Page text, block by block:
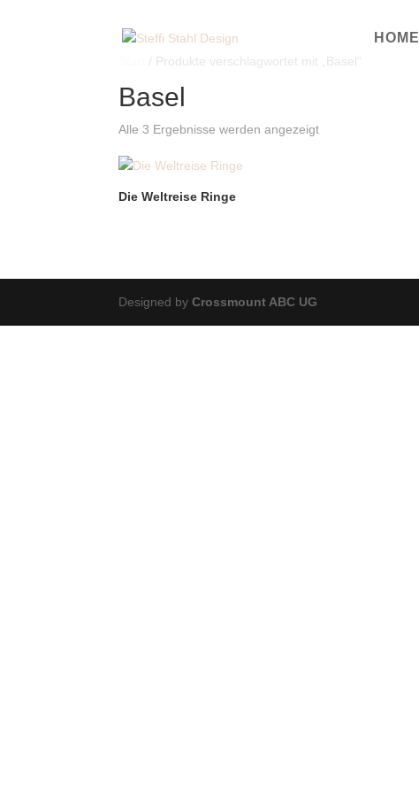
HOME
/ Produkte verschlagwortet mit „Basel“
Basel
Alle 3 Ergebnisse werden angezeigt
Die Weltreise Ringe
Designed byCrossmount ABC UG